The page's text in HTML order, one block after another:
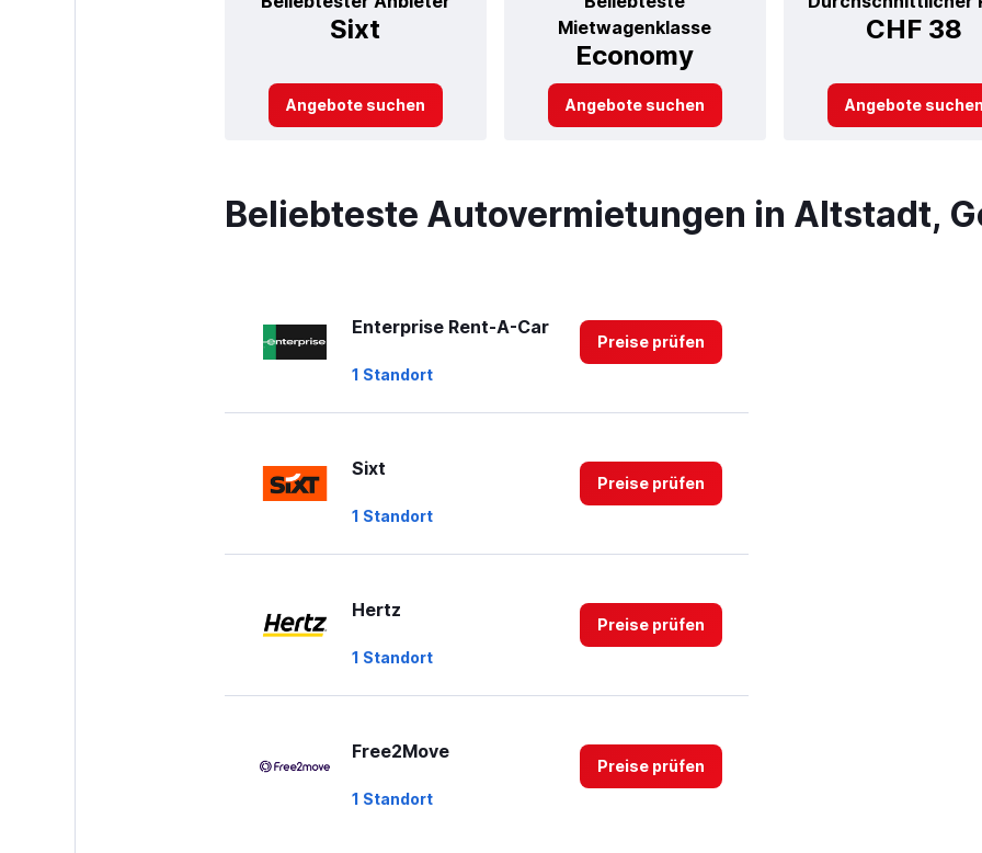
Sixt
Mietwagenklasse
Economy
CHF 38
Angebote suchen Angebote suchen Angebote
Beliebteste Autovermietungen in Altstadt,
Enterprise Rent-A-Car
1 Standort
Preise prüfen
Sixt
1 Standort
Preise prüfen
Hertz
1 Standort
Preise prüfen
Free2Move
1 Standort
Preise prüfen